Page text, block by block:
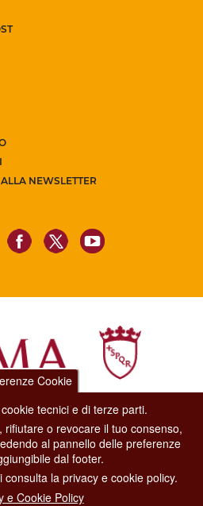
NEWSLETTER
Sport, Turismo e Moda.
TEL. 06 06 08
Cookie
tecnici e di terze parti.
o revocare il tuo consenso,
al pannello delle preferenze
dal footer.
la privacy e cookie policy.
e Cookie Policy